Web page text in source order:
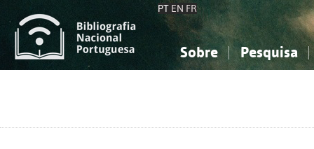
PT EN FR
Sobre Pesquisa